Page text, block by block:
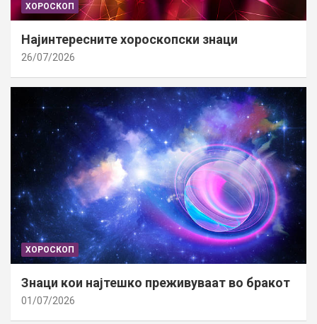
ХОРОСКОП
Најинтересните хороскопски знаци
26/07/2026
ХОРОСКОП
Знаци кои најтешко преживуваат во бракот
01/07/2026